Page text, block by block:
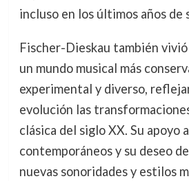
incluso en los últimos años de
Fischer-Dieskau también
un mundo musical más
experimental y diverso,
evolución las
clásica del siglo XX. Su apoyo
contemporáneos y su deseo
nuevas sonoridades y estilos